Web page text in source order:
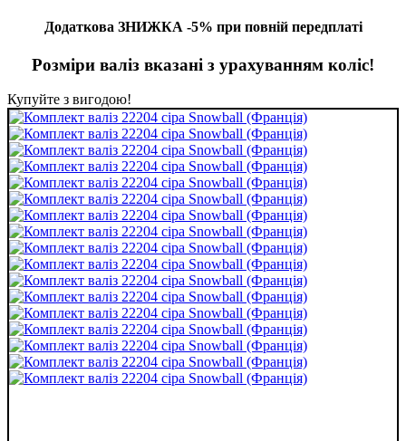
Додаткова ЗНИЖКА -5% при повній передплаті
Розміри валіз вказані з урахуванням коліс!
Купуйте з вигодою!